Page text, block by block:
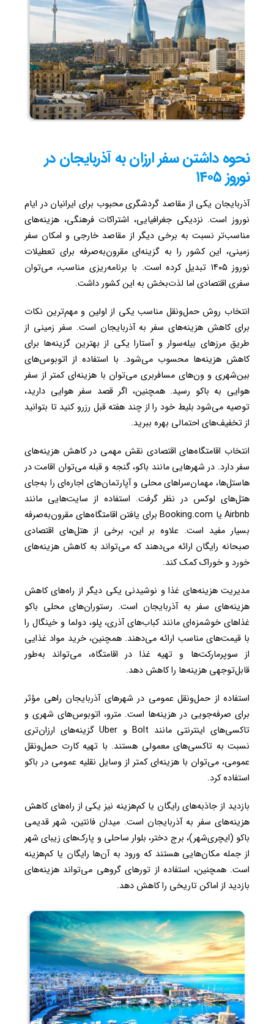
نحوه داشتن سفر ارزان به آذربایجان در
نوروز ۱۴۰۵
آذربایجان یکی از مقاصد گردشگری محبوب برای ایرانیان در ایام
نوروز است. نزدیکی جغرافیایی، اشتراکات فرهنگی، هزینه‌های
مناسب‌تر نسبت به برخی دیگر از مقاصد خارجی و امکان سفر
زمینی، این کشور را به گزینه‌ای مقرون‌به‌صرفه برای تعطیلات
نوروز ۱۴۰۵ تبدیل کرده است. با برنامه‌ریزی مناسب، می‌توان
سفری اقتصادی اما لذت‌بخش به این کشور داشت.
انتخاب روش حمل‌ونقل مناسب یکی از اولین و مهم‌ترین نکات
برای کاهش هزینه‌های سفر به آذربایجان است. سفر زمینی از
طریق مرزهای بیله‌سوار و آستارا یکی از بهترین گزینه‌ها برای
کاهش هزینه‌ها محسوب می‌شود. با استفاده از اتوبوس‌های
بین‌شهری و ون‌های مسافربری می‌توان با هزینه‌ای کمتر از سفر
هوایی به باکو رسید. همچنین، اگر قصد سفر هوایی دارید،
توصیه می‌شود بلیط خود را از چند هفته قبل رزرو کنید تا بتوانید
از تخفیف‌های احتمالی بهره ببرید.
انتخاب اقامتگاه‌های اقتصادی نقش مهمی در کاهش هزینه‌های
سفر دارد. در شهرهایی مانند باکو، گنجه و قبله می‌توان اقامت در
هاستل‌ها، مهمان‌سراهای محلی و آپارتمان‌های اجاره‌ای را به‌جای
هتل‌های لوکس در نظر گرفت. استفاده از سایت‌هایی مانند
Airbnb یا Booking.com برای یافتن اقامتگاه‌های مقرون‌به‌صرفه
بسیار مفید است. علاوه بر این، برخی از هتل‌های اقتصادی
صبحانه رایگان ارائه می‌دهند که می‌تواند به کاهش هزینه‌های
خورد و خوراک کمک کند.
مدیریت هزینه‌های غذا و نوشیدنی یکی دیگر از راه‌های کاهش
هزینه‌های سفر به آذربایجان است. رستوران‌های محلی باکو
غذاهای خوشمزه‌ای مانند کباب‌های آذری، پلو، دولما و خینگال را
با قیمت‌های مناسب ارائه می‌دهند. همچنین، خرید مواد غذایی
از سوپرمارکت‌ها و تهیه غذا در اقامتگاه، می‌تواند به‌طور
قابل‌توجهی هزینه‌ها را کاهش دهد.
استفاده از حمل‌ونقل عمومی در شهرهای آذربایجان راهی مؤثر
برای صرفه‌جویی در هزینه‌ها است. مترو، اتوبوس‌های شهری و
تاکسی‌های اینترنتی مانند Bolt و Uber گزینه‌های ارزان‌تری
نسبت به تاکسی‌های معمولی هستند. با تهیه کارت حمل‌ونقل
عمومی، می‌توان با هزینه‌ای کمتر از وسایل نقلیه عمومی در باکو
استفاده کرد.
بازدید از جاذبه‌های رایگان یا کم‌هزینه نیز یکی از راه‌های کاهش
هزینه‌های سفر به آذربایجان است. میدان فانتین، شهر قدیمی
باکو (ایچری‌شهر)، برج دختر، بلوار ساحلی و پارک‌های زیبای شهر
از جمله مکان‌هایی هستند که ورود به آن‌ها رایگان یا کم‌هزینه
است. همچنین، استفاده از تورهای گروهی می‌تواند هزینه‌های
بازدید از اماکن تاریخی را کاهش دهد.